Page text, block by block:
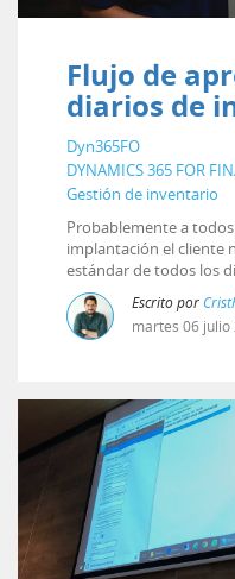
Flujo de
diarios de
Dyn365FO
DYNAMICS 365 FOR
Gestión de inventario
Probablemente a
implantación el cliente
estándar de todos los
Escrito por
martes 06 julio